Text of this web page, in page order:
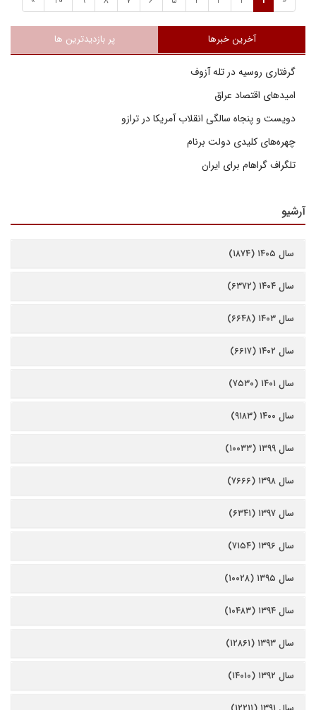
آخرین خبرها پر بازدیدترین ها
گرفتاری روسیه در تله آزوف
امیدهای اقتصاد عراق
دویست و پنجاه سالگی انقلاب آمریکا در ترازو
چهره‌های کلیدی دولت برنام
تلگراف گراهام برای ایران
آرشیو
سال ۱۴۰۵ (۱۸۷۴)
سال ۱۴۰۴ (۶۳۷۲)
سال ۱۴۰۳ (۶۶۴۸)
سال ۱۴۰۲ (۶۶۱۷)
سال ۱۴۰۱ (۷۵۳۰)
سال ۱۴۰۰ (۹۱۸۳)
سال ۱۳۹۹ (۱۰۰۳۳)
سال ۱۳۹۸ (۷۶۶۶)
سال ۱۳۹۷ (۶۳۴۱)
سال ۱۳۹۶ (۷۱۵۴)
سال ۱۳۹۵ (۱۰۰۲۸)
سال ۱۳۹۴ (۱۰۴۸۳)
سال ۱۳۹۳ (۱۲۸۶۱)
سال ۱۳۹۲ (۱۴۰۱۰)